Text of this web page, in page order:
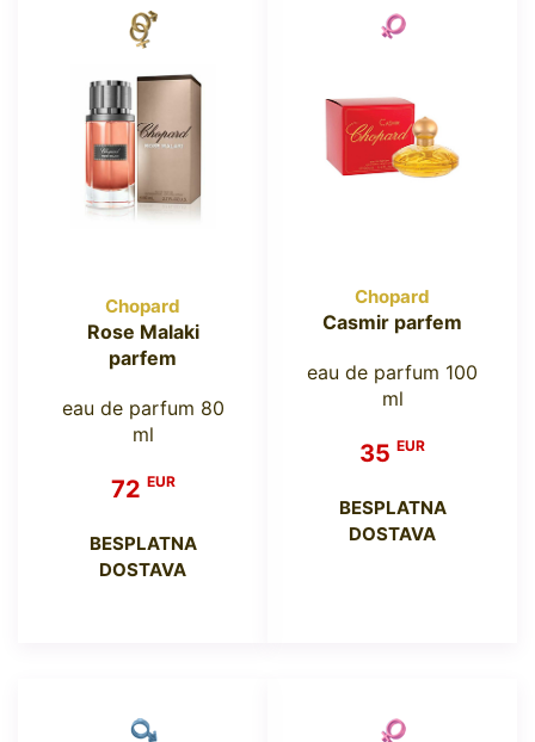
Chopard
Rose Malaki
parfem
eau de parfum 80
ml
72 EUR
BESPLATNA
DOSTAVA
Chopard
Casmir parfem
eau de parfum 100
ml
35 EUR
BESPLATNA
DOSTAVA